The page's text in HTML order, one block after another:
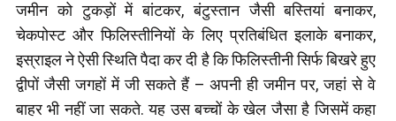
जमीन को टुकड़ों में बांटकर, बंटुस्तान जैसी बस्तियां बनाकर,
चेकपोस्ट और फिलिस्तीनियों के लिए प्रतिबंधित इलाके बनाकर,
इस्राइल ने ऐसी स्थिति पैदा कर दी है कि फिलिस्तीनी सिर्फ बिखरे हुए
द्वीपों जैसी जगहों में जी सकते हैं – अपनी ही जमीन पर, जहां से वे
बाहर भी नहीं जा सकते. यह उस बच्चों के खेल जैसा है जिसमें कहा